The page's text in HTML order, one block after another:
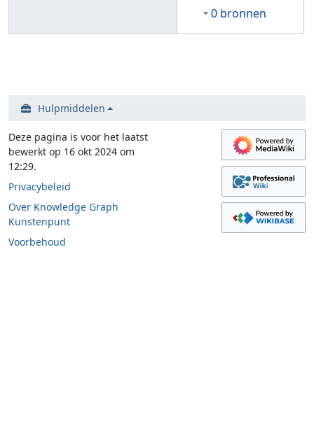
0 bronnen
Hulpmiddelen
Deze pagina is voor het laatst
bewerkt op 16 okt 2024 om
12:29.
Privacybeleid
Over Knowledge Graph
Kunstenpunt
Voorbehoud